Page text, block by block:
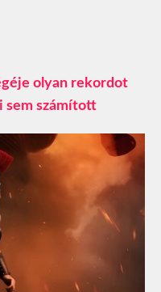
olyan rekordot
sem számított